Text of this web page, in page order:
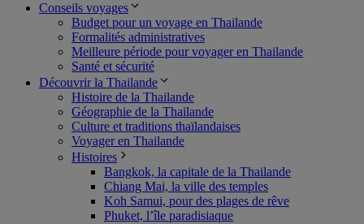
Conseils voyages
Budget pour un voyage en Thailande
Formalités administratives
Meilleure période pour voyager en Thailande
Santé et sécurité
Découvrir la Thailande
Histoire de la Thailande
Géographie de la Thailande
Culture et traditions thaïlandaises
Voyager en Thailande
Histoires
Bangkok, la capitale de la Thailande
Chiang Mai, la ville des temples
Koh Samui, pour des plages de rêve
Phuket, l’île paradisiaque